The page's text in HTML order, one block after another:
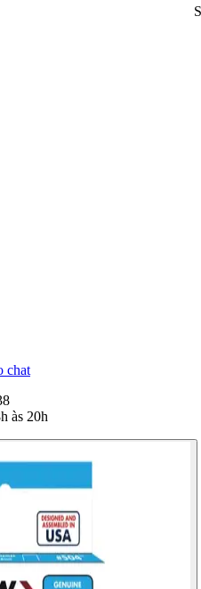
chat
às 20h